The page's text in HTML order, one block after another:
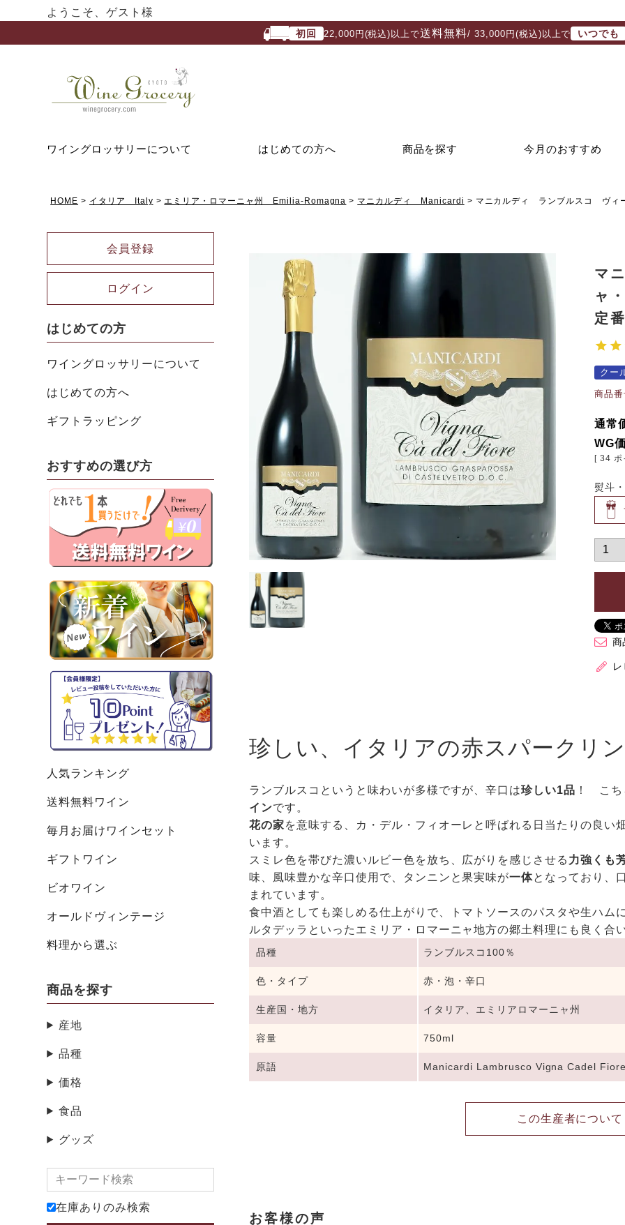
ようこそ、ゲスト様
初回 22,000円(税込)以上で送料無料/ 33,000円(税込)以上で いつでも
ワイングロッサリーについて はじめての方へ 商品を探す 今月のおすすめ
HOME イタリア Italy エミリア・ロマーニャ州 Emilia-Romagna マニカルディ Manicardi マニカルディ ランブルスコ ヴィ
会員登録
ログイン
はじめての方
ワイングロッサリーについて
はじめての方へ
ギフトラッピング
おすすめの選び方
人気ランキング
送料無料ワイン
毎月お届けワインセット
ギフトワイン
ビオワイン
オールドヴィンテージ
料理から選ぶ
商品を探す
産地
品種
価格
食品
グッズ
在庫ありのみ検索
マ
ャ
定
クー
商品
通常
WG
[ 34
熨斗
商
珍しい、イタリアの赤スパークリ
ランブルスコというと味わいが多様ですが、辛口は珍しい1品 ！ こち
インです。
花の家を意味する、カ・デル・フィオーレと呼ばれる日当たりの良い
います。
スミレ色を帯びた濃いルビー色を放ち、広がりを感じさせる 力強くも
味、風味豊かな辛口使用で、タンニンと果実味が一体となっており、
まれています。
食中酒としても楽しめる仕上がりで、トマトソースのパスタや生ハム
ルタデッラといったエミリア・ロマーニャ地方の郷土料理にも良く合
品種 ランブルスコ100％
色・タイプ 赤・泡・辛口
生産国・地方 イタリア、エミリアロマーニャ州
容量 750ml
原語 Manicardi Lambrusco Vigna Cadel
この生産者について